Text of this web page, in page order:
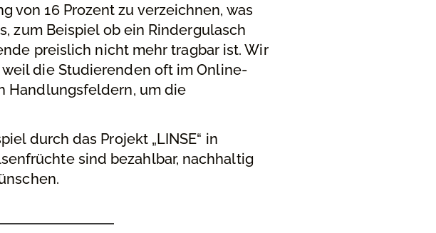
von 16 Prozent zu verzeichnen, was
zum Beispiel ob ein Rindergulasch
preislich nicht mehr tragbar ist. Wir
die Studierenden oft im Online-
Handlungsfeldern, um die
durch das Projekt „LINSE“ in
sind bezahlbar, nachhaltig